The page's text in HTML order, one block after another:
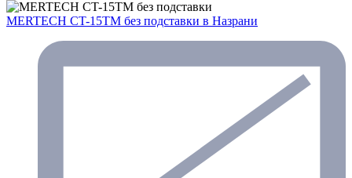
MERTECH CT-15ТM без подставки в Назрани